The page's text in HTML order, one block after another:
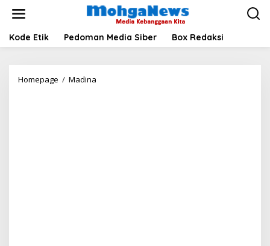
Kode Etik Pedoman Media Siber Box Redaksi
Homepage / Madina